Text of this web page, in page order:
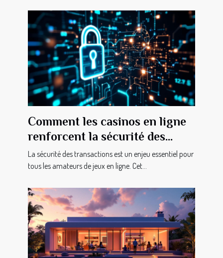
Comment les casinos en ligne
renforcent la sécurité des
transactions ?
La sécurité des transactions est un enjeu essentiel pour
tous les amateurs de jeux en ligne. Cet...